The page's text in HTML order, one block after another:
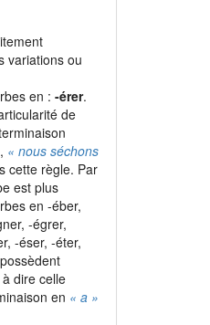
variations ou
en : -érer.
de
, « nous séchons
cette règle. Par
est plus
en -éber,
-égrer,
-éser, -éter,
dire celle
en « a »